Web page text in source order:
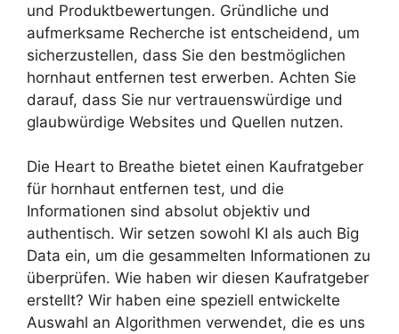
und Produktbewertungen. Gründliche und
aufmerksame Recherche ist entscheidend, um
sicherzustellen, dass Sie den bestmöglichen
hornhaut entfernen test erwerben. Achten Sie
darauf, dass Sie nur vertrauenswürdige und
glaubwürdige Websites und Quellen nutzen.
Die Heart to Breathe bietet einen Kaufratgeber
für hornhaut entfernen test, und die
Informationen sind absolut objektiv und
authentisch. Wir setzen sowohl KI als auch Big
Data ein, um die gesammelten Informationen zu
überprüfen. Wie haben wir diesen Kaufratgeber
erstellt? Wir haben eine speziell entwickelte
Auswahl an Algorithmen verwendet, die es uns